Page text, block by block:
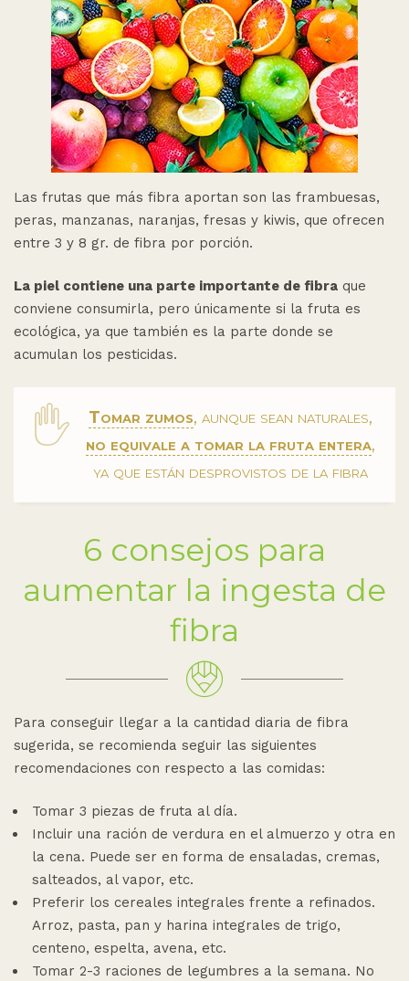
Las frutas que más fibra aportan son las frambuesas,
peras, manzanas, naranjas, fresas y kiwis, que ofrecen
entre 3 y 8 gr. de fibra por porción.
La piel contiene una parte importante de fibra que
conviene consumirla, pero únicamente si la fruta es
ecológica, ya que también es la parte donde se
acumulan los pesticidas.
Tomar zumos, aunque sean naturales,
no equivale a tomar la fruta entera,
ya que están desprovistos de la fibra
6 consejos para
aumentar la ingesta de
fibra
Para conseguir llegar a la cantidad diaria de fibra
sugerida, se recomienda seguir las siguientes
recomendaciones con respecto a las comidas:
Tomar 3 piezas de fruta al día.
Incluir una ración de verdura en el almuerzo y otra en
la cena. Puede ser en forma de ensaladas, cremas,
salteados, al vapor, etc.
Preferir los cereales integrales frente a refinados.
Arroz, pasta, pan y harina integrales de trigo,
centeno, espelta, avena, etc.
Tomar 2-3 raciones de legumbres a la semana. No